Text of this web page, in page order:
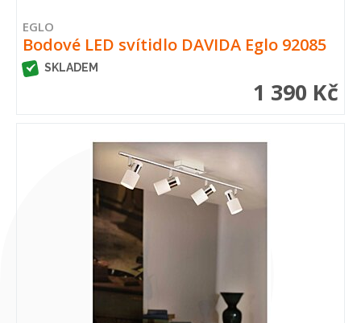
EGLO
Bodové LED svítidlo DAVIDA Eglo 92085
SKLADEM
1 390 Kč